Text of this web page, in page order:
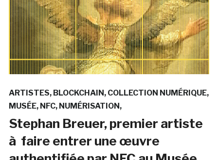
ARTISTES BLOCKCHAIN COLLECTION NUMÉRIQUE
MUSÉE NFC NUMÉRISATION
Stephan Breuer, premier artiste
à faire entrer une œuvre